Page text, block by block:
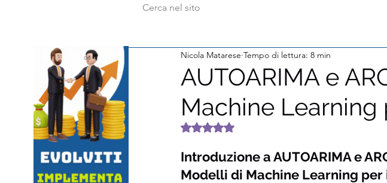
AUTOARIMA e
Machine Learning
Nicola Matarese Tempo di lettura: 8 min
Valutazione NaN stelle su 5.
Introduzione a AUTOARIMA e
Modelli di Machine Learning per